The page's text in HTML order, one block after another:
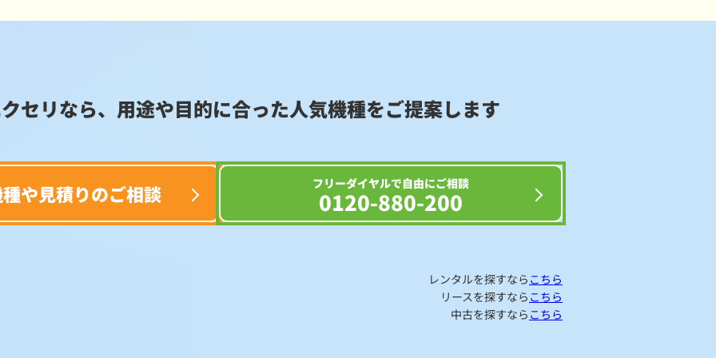
セリなら、用途や目的に合った人気機種をご提案します
や見積りのご相談 フリーダイヤルで自由にご相談
0120-880-200
レンタルを探すなら こちら
リースを探すなら こちら
中古を探すなら こちら